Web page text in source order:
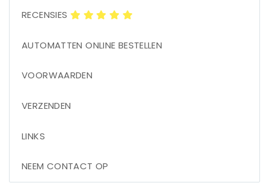
RECENSIES
AUTOMATTEN ONLINE BESTELLEN
VOORWAARDEN
VERZENDEN
LINKS
NEEM CONTACT OP